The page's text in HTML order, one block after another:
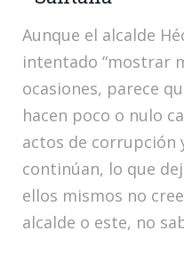
Aunque el alcalde
intentado “mostrar
ocasiones, parece
hacen poco o nulo
actos de corrupción
continúan, lo que
ellos mismos no
alcalde o este, no